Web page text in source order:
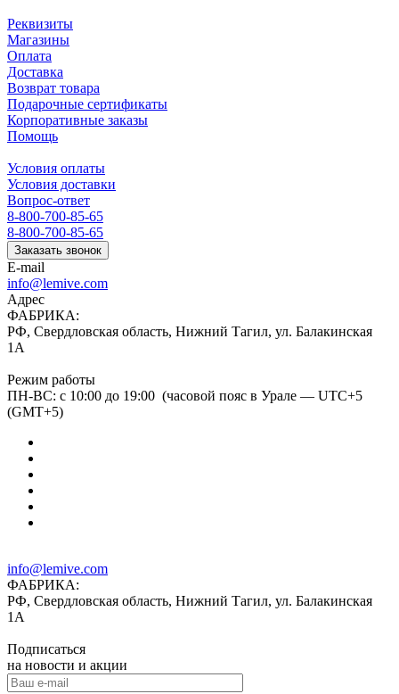
Реквизиты
Магазины
Оплата
Доставка
Возврат товара
Подарочные сертификаты
Корпоративные заказы
Помощь
Условия оплаты
Условия доставки
Вопрос-ответ
8-800-700-85-65
8-800-700-85-65
Заказать звонок
E-mail
info@lemive.com
Адрес
ФАБРИКА:
РФ, Свердловская область, Нижний Тагил, ул. Балакинская
1А
Режим работы
ПН-ВС: с 10:00 до 19:00 (часовой пояс в Урале — UTC+5
(GMT+5)
info@lemive.com
ФАБРИКА:
РФ, Свердловская область, Нижний Тагил, ул. Балакинская
1А
Подписаться
на новости и акции